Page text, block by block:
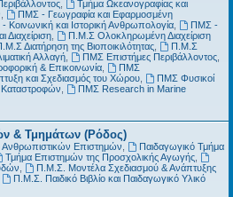
,
Τμήμα Ωκεανογραφίας και
ΠΜΣ - Γεωγραφία και Εφαρμοσμένη
Κοινωνική και Ιστορική Ανθρωπολογία,
ΠΜΣ -
Διαχείριση
Π.Μ.Σ Ολοκληρωμένη Διαχείριση
Διατήρηση της Βιοποικιλότητας,
Π.Μ.Σ
Αλλαγή
ΠΜΣ Επιστήμες Περιβάλλοντος,
& Επικοινωνία,
ΠΜΣ
και Σχεδιασμός του Χώρου
ΠΜΣ Φυσικοί
Καταστροφών
ΠΜΣ Research in Marine
& Τμημάτων (Ρόδος)
Επιστημών
Παιδαγωγικό Τμήμα
Τμήμα Επιστημών της Προσχολικής Αγωγής,
Π.Μ.Σ. Μοντέλα Σχεδιασμού & Ανάπτυξης
Π.Μ.Σ. Παιδικό Βιβλίο και Παιδαγωγικό Υλικό